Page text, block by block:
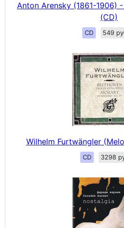
Anton Arensky (1861-1906)
(CD)
CD 549
Wilhelm Furtwängler
CD 3298